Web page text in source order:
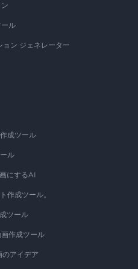
ル
ョン ジェネレーター
成ツール
ル
にするAI
作成ツール。
ツール
作成ツール
アイデア